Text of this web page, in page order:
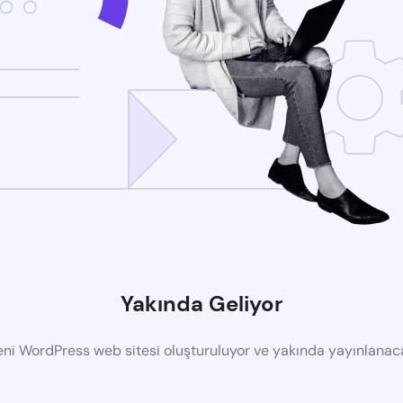
Yakında Geliyor
WordPress web sitesi oluşturuluyor ve yakında